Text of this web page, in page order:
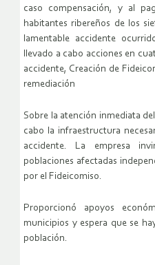
caso compensación, y al
habitantes ribereños de los
lamentable accidente
llevado a cabo acciones en
accidente, Creación de
remediación
Sobre la atención inmediata
cabo la infraestructura
accidente. La empresa
poblaciones afectadas
por el Fideicomiso.
Proporcionó apoyos
municipios y espera que se
población.